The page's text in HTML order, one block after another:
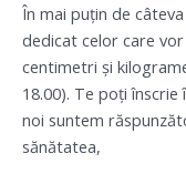
În mai puțin de
dedicat celor care
centimetri și
18.00). Te poți
noi suntem
sănătatea,